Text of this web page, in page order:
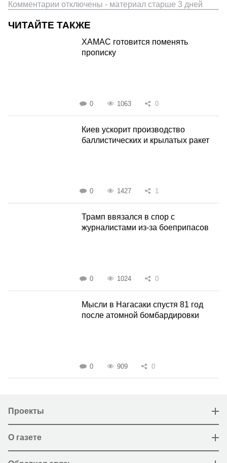
Комментарии отключены - материал старше 3 дней
ЧИТАЙТЕ ТАКЖЕ
ХАМАС готовится поменять
прописку
0 1063 0
Киев ускорит производство
баллистических и крылатых ракет
0 1427 1
Трамп ввязался в спор с
журналистами из-за боеприпасов
0 1024 0
Мысли в Нагасаки спустя 81 год
после атомной бомбардировки
0 909 0
Проекты
О газете